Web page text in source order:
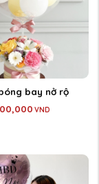
bay nở rộ
VND